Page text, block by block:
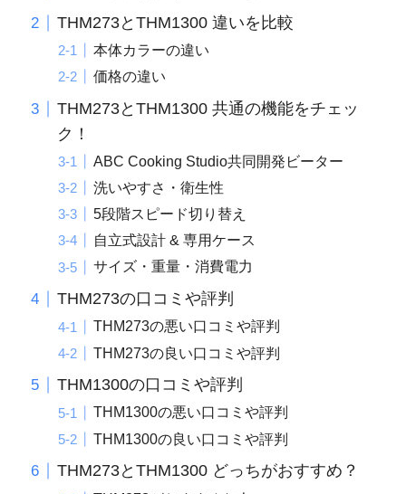
THM273とTHM1300 違いを比較
本体カラーの違い
価格の違い
THM273とTHM1300 共通の機能をチェッ
ク！
ABC Cooking Studio共同開発ビーター
洗いやすさ・衛生性
5段階スピード切り替え
自立式設計 & 専用ケース
サイズ・重量・消費電力
THM273の口コミや評判
THM273の悪い口コミや評判
THM273の良い口コミや評判
THM1300の口コミや評判
THM1300の悪い口コミや評判
THM1300の良い口コミや評判
THM273とTHM1300 どっちがおすすめ？